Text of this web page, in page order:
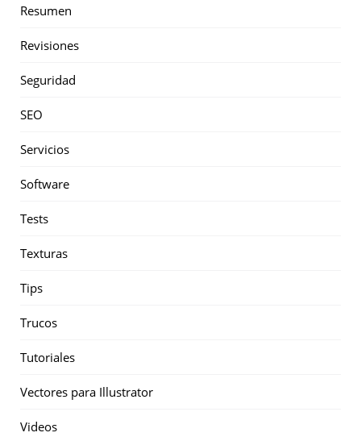
Resumen
Revisiones
Seguridad
SEO
Servicios
Software
Tests
Texturas
Tips
Trucos
Tutoriales
Vectores para Illustrator
Videos